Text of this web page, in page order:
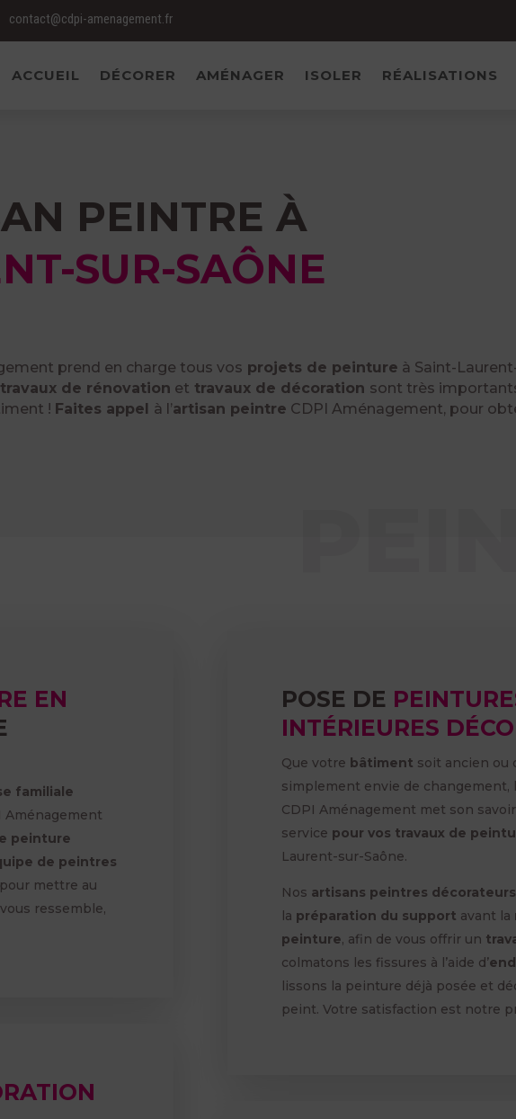
contact@cdpi-amenagement.fr
ACCUEIL DÉCORER AMÉNAGER ISOLER RÉALISATIONS
PEINTRE À
SUR-SAÔNE
prend en charge tous vos projets de peinture à Saint-
travaux de rénovation et travaux de décoration sont très
! Faites appel à l’artisan peintre CDPI Aménagement, pour
EN
familiale
Aménagement
peinture
de peintres
mettre au
ressemble,
POSE DE
INTÉRIEURES
Que votre bâtiment soit ancien ou
simplement envie de changement,
CDPI Aménagement met son
service pour vos travaux de
Laurent-sur-Saône.
Nos artisans peintres décorateurs
la préparation du support avant la
peinture, afin de vous offrir un
colmatons les fissures à l’aide d’
lissons la peinture déjà posée et
peint. Votre satisfaction est notre